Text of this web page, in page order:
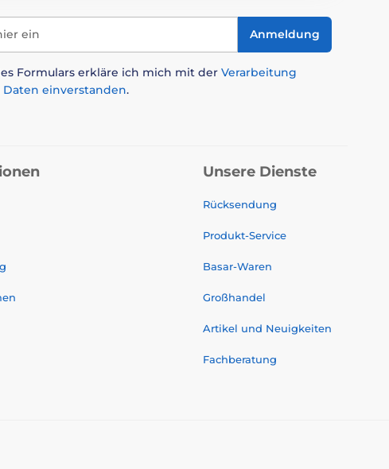
ein Anmeldung
Formulars erkläre ich mich mit der Verarbeitung
einverstanden.
Unsere Dienste
Rücksendung
Produkt-Service
Basar-Waren
Großhandel
Artikel und Neuigkeiten
Fachberatung